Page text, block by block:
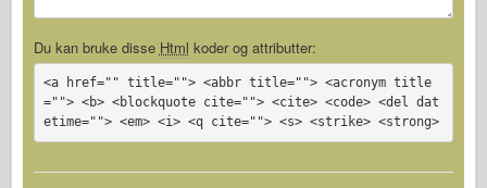
Du kan bruke disse Html koder og attributter:
<a href="" title=""> <abbr title=""> <acronym title
=""> <b> <blockquote cite=""> <cite> <code> <del dat
etime=""> <em> <i> <q cite=""> <s> <strike> <strong>